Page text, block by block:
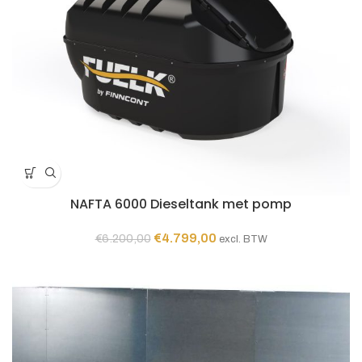
NAFTA 6000 Dieseltank met pomp
€6.200,00 Oorspronkelijke
€6.200,00.
€4.799,00Huidige
€4.799,00.
excl. BTW